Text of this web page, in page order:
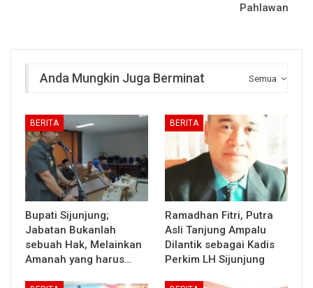
Pahlawan
Semua
Anda Mungkin Juga Berminat
BERITA
Bupati Sijunjung;
Jabatan Bukanlah
sebuah Hak, Melainkan
Amanah yang harus…
BERITA
Ramadhan Fitri, Putra
Asli Tanjung Ampalu
Dilantik sebagai Kadis
Perkim LH Sijunjung